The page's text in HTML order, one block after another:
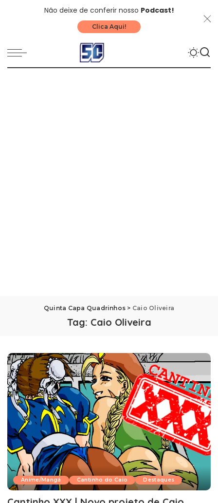
Não deixe de conferir nosso Podcast!
Clica Aqui!
Quinta Capa Quadrinhos > Caio Oliveira
Tag: Caio Oliveira
Anime/Mangá Cantinho do Caio Destaques